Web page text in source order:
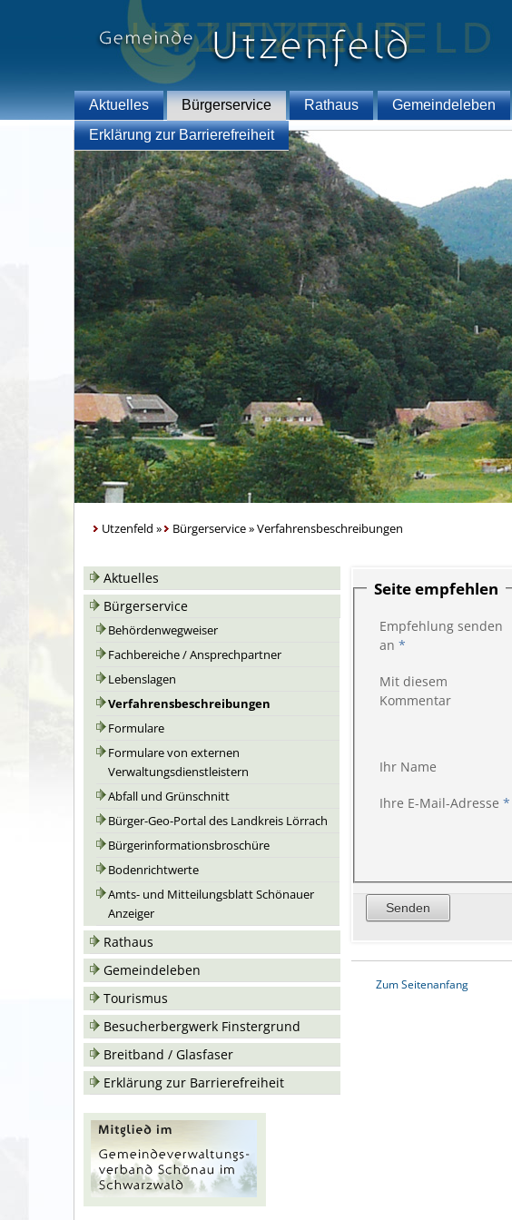
Aktuelles Bürgerservice Rathaus Gemeindeleben
Erklärung zur Barrierefreiheit
Utzenfeld » Bürgerservice»Verfahrensbeschreibungen
Aktuelles
Bürgerservice
Behördenwegweiser
Fachbereiche / Ansprechpartner
Lebenslagen
Verfahrensbeschreibungen
Formulare
Formulare von externen
Verwaltungsdienstleistern
Abfall und Grünschnitt
Bürger-Geo-Portal des Landkreis Lörrach
Bürgerinformationsbroschüre
Bodenrichtwerte
Amts- und Mitteilungsblatt Schönauer
Anzeiger
Rathaus
Gemeindeleben
Tourismus
Besucherbergwerk Finstergrund
Breitband / Glasfaser
Erklärung zur Barrierefreiheit
Seite empfehlen
Empfehlung senden
an *
Mit diesem
Kommentar
Ihr Name
Ihre E-Mail-Adresse *
Zum Seitenanfang